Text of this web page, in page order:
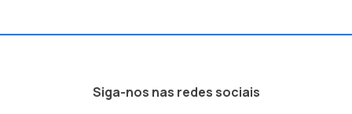
Siga-nos nas redes sociais